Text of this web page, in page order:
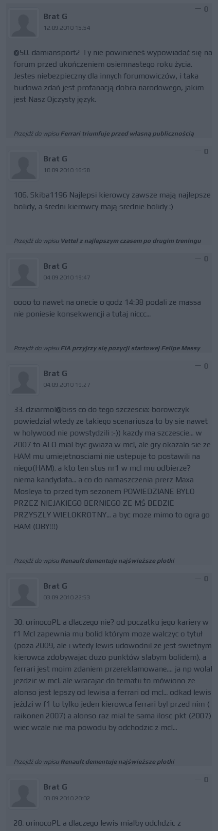
Brat G
12.09.2010 15:54
0
@50. damiansport2 Ty nie powinieneś wypowiadać się na
forum przed ukończeniem osiemnastego roku życia.
Jestes niebezpieczny dla innych forumowiczów, i taka
budowa zdań jest profanacją dobra narodowego, jakim
jest Nasz Ojczysty język.
Przejdź do wpisu Ferrari triumfuje przed własną publicznością
Brat G
10.09.2010 16:58
0
106. Skiba1196 Najlepsi kierowcy zawsze mają najlepsze
bolidy, a średni kierowcy mają srednie bolidy :)
Przejdź do wpisu Vettel z najlepszym czasem po drugim treningu
Brat G
04.09.2010 19:47
0
oooo to nawet na onecie o godz 14:38 podali ze massa
nie poniesie konsekwencji a tutaj niccc...
Przejdź do wpisu FIA przyjrzy się pozycji startowej Felipe Massy
Brat G
04.09.2010 19:27
0
33. dziarmol@biss co do tego szczescia: borowczyk
powiedzial wtedy ze takiego scenariusza to by sie nawet
w holywood nie powstydzili :-)) kazdy ma szczescie... w
2007 to ALO mial byc gwiaza w mcl, ale gry okazalo sie ze
HAM mu umiejetnosciami nie ustepuje to postawili na
niego(HAM). a kto ten stus nr1 w mcl mu odbierze?
niema kandydata... a co do namaszczenia prerz Maxa
Mosleya to przed tym sezonem POWIEDZIANE BYLO
PRZEZ NIEJAKIEGO BERNIEGO ZE MŚ BEDZIE
PRZYSZLY WIELOKROTNY... a byc moze mimo to ogra go
HAM (OBY!!!)
Przejdź do wpisu Renault dementuje najświeższe plotki
Brat G
03.09.2010 22:53
0
30. orinocoPL a dlaczego nie? od poczatku jego kariery w
f1 Mcl zapewnia mu bolid którym moze walczyc o tytuł
(poza 2009, ale i wtedy lewis udowodnil ze jest swietnym
kierowca zdobywajac duzo punktów slabym bolidem). a
ferrari jest moim zdaniem przereklamowane.... ja np wolal
jezdzic w mcl. ale wracajac do tematu to mówiono ze
alonso jest lepszy od lewisa a ferrari od mcl... odkad lewis
jeździ w f1 to tylko jeden kierowca ferrari byl przed nim (
raikonen 2007) a alonso raz mial te sama ilosc pkt (2007)
wiec wcale nie ma powodu by odchodzic z mcl...
Przejdź do wpisu Renault dementuje najświeższe plotki
Brat G
03.09.2010 20:02
0
28. orinocoPL a dlaczego lewis mialby odchdzic z